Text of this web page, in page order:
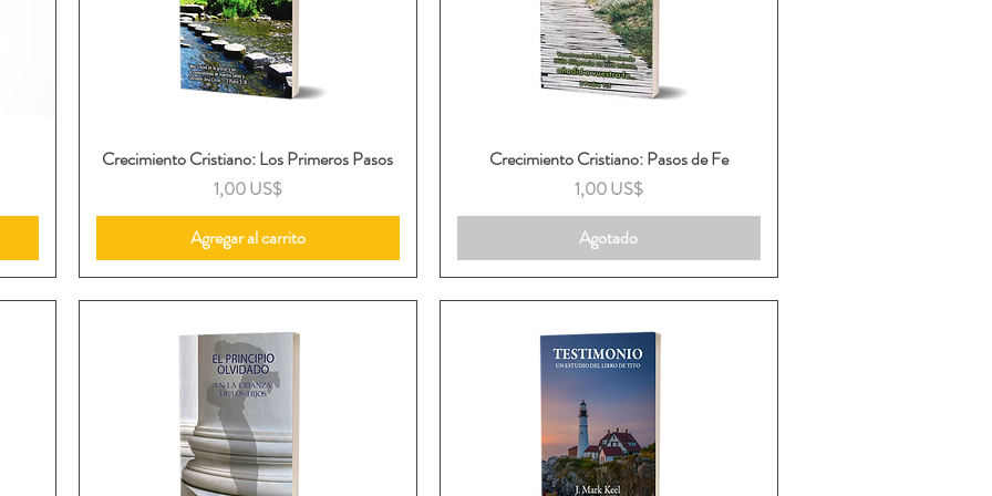
Vista rápida
Crecimiento Cristiano: Los Primeros Pasos
Precio
1,00 US$
Agregar al carrito
Vista rápida
Crecimiento Cristiano: Pasos de Fe
Precio
1,00 US$
Agotado